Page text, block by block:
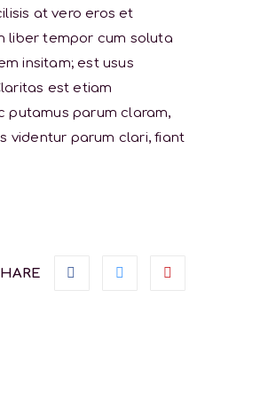
at vero eros et
liber tempor cum soluta
insitam; est usus
est etiam
putamus parum claram,
videntur parum clari, fiant